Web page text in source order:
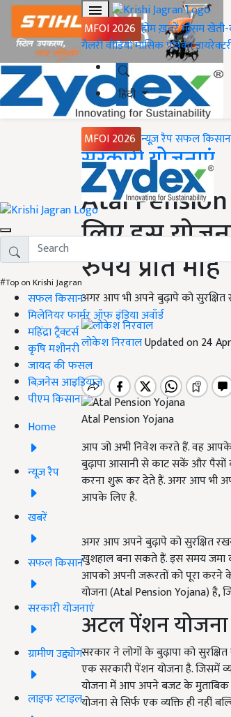
MFOI 2026 होमख़बरेंमौसमखेती-
गैलरीवीडियोमासिक पत्रिका
हिंदी
MFOI 2026 न्यूज़ रैपसफल किसान
#Top on Krishi Jagran
सफल किसान
मिलेनियर फार्मर ऑफ इंडिया अवॉर्ड
महिंद्रा ट्रैक्टर्स
कृषि मशीनरी
जायद की फसल
बिज़नेस आइडियाज
पीएम किसान
Home
न्यूज़ रैप
खबरें
सफल किसान
सरकारी योजनाएं
ग्रामीण उद्द्योग
लाइफ स्टाइल
Home
सरकारी योजनाएं
Atal
लिए इस
रुपये प्रति माह
अगर आप भी अपने बुढ़ापे को
लोकेश निरवालUpdated on 24
Atal Pension Yojana
आप जो अभी निवेश करते हैं. वह आपके
बुढ़ापा आसानी से काट सकें और
करना शुरू कर देते हैं. अगर आप भी
आपके लिए है.
अगर आप अपने बुढ़ापे को सुरक्षित
खुशहाल बना सकते हैं. इस समय जमा
आपको अपनी जरूरतों को पूरा करने
योजना (Atal Pension Yojana)
अटल पेंशन
सरकार ने लोगों के बुढ़ापा को
एक सरकारी पेंशन योजना है. जिसमें
योजना में आप अपने बजट के
योजना से सिर्फ एक व्यक्ति ही नहीं